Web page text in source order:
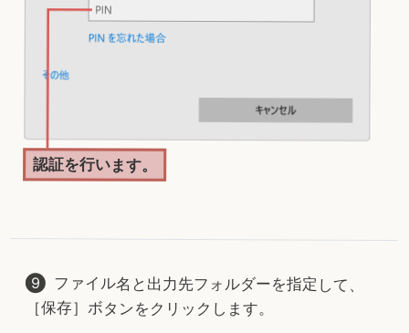
認証を行います。
ファイル名と出力先フォルダーを指定して、
［保存］ボタンをクリックします。